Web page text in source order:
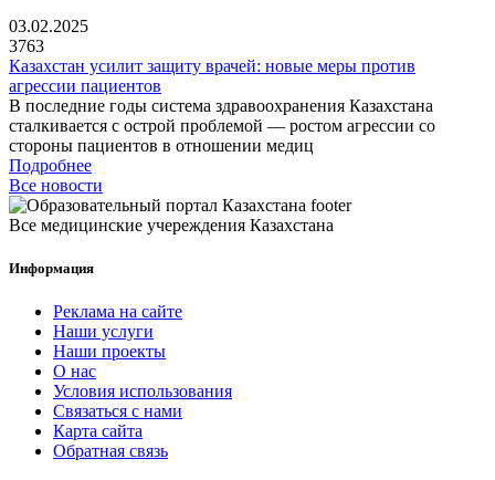
03.02.2025
3763
Казахстан усилит защиту врачей: новые меры против
агрессии пациентов
В последние годы система здравоохранения Казахстана
сталкивается с острой проблемой — ростом агрессии со
стороны пациентов в отношении медиц
Подробнее
Все новости
Все медицинские учереждения Казахстана
Информация
Реклама на сайте
Наши услуги
Наши проекты
О нас
Условия использования
Связаться с нами
Карта сайта
Обратная связь